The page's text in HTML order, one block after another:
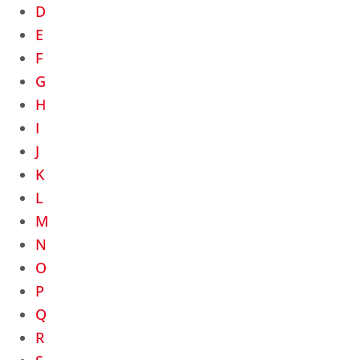
D
E
F
G
H
I
J
K
L
M
N
O
P
Q
R